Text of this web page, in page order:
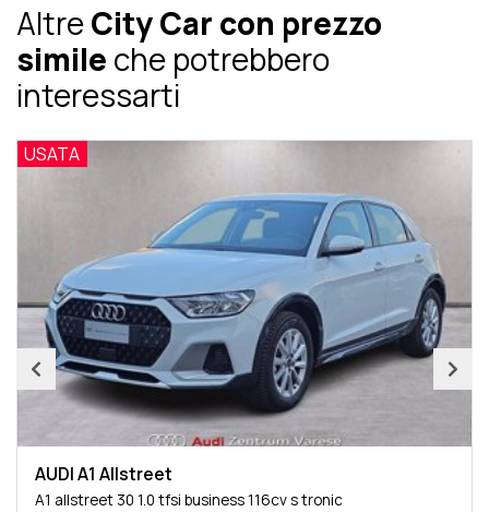
AltreCity Car con prezzo
simile che potrebbero
interessarti
USATA
AUDI A1 Allstreet
A1 allstreet 30 1.0 tfsi business 116cv s tronic